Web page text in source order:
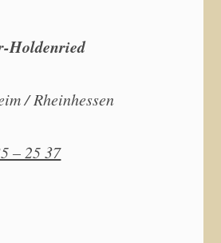
Holdenried
/ Rheinhessen
– 25 37